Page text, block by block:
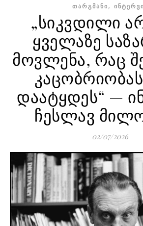
ᲗᲐᲠᲒᲛᲐᲜᲘ,
„სიკვდილი
ყველაზე
მოვლენა, რაც
დაატყდეს“ —
ჩესლავ
02/07/2026